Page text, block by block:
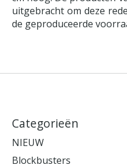
uitgebracht om deze
de geproduceerde
Categorieën
NIEUW
Blockbusters